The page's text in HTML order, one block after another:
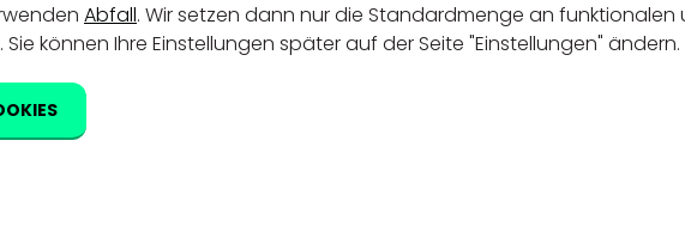
Abfall. Wir setzen dann nur die Standardmenge an funktionalen
können Ihre Einstellungen später auf der Seite "Einstellungen" ändern.